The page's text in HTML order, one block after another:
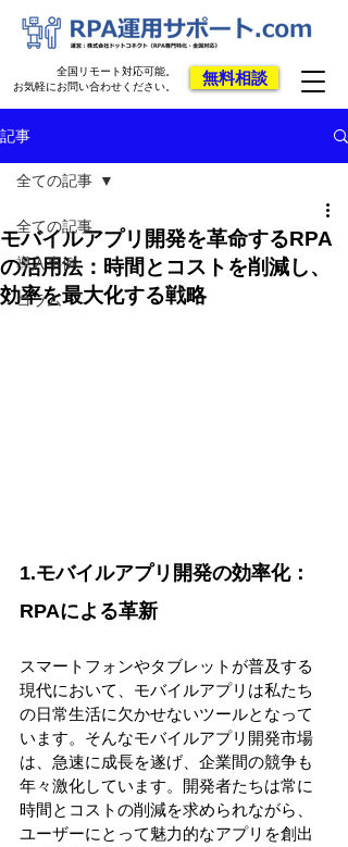
無料相談
全国リモート対応可能。
お気軽にお問い合わせください。
記事
全ての記事
導入事例
コラム
全ての記事
モバイルアプリ開発を革命するRPA
の活用法：時間とコストを削減し、
効率を最大化する戦略
1.モバイルアプリ開発の効率化：
RPAによる革新
スマートフォンやタブレットが普及する
現代において、モバイルアプリは私たち
の日常生活に欠かせないツールとなって
います。そんなモバイルアプリ開発市場
は、急速に成長を遂げ、企業間の競争も
年々激化しています。開発者たちは常に
時間とコストの削減を求められながら、
ユーザーにとって魅力的なアプリを創出